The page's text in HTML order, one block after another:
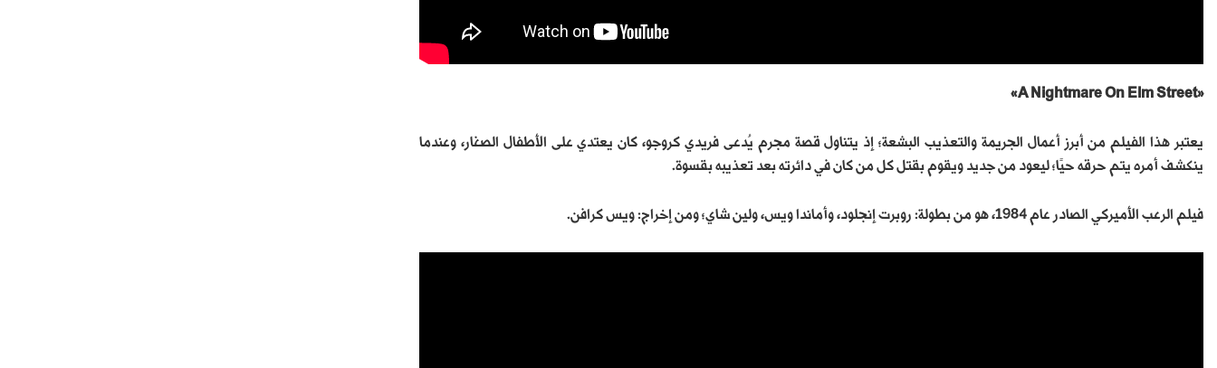
«A Nightmare On Elm Street»
يعتبر هذا الفيلم من أبرز أعمال الجريمة والتعذيب البشعة؛ إذ يتناول قصة مجرم يُدعى فريدي كروجو، كان يعتدي على الأطفال الصغار، وعندما
ينكشف أمره يتم حرقه حيًا؛ ليعود من جديد ويقوم بقتل كل من كان في دائرته بعد تعذيبه بقسوة.
فيلم الرعب الأميركي الصادر عام 1984، هو من بطولة: روبرت إنجلود، وأماندا ويس، ولين شاي؛ ومن إخراج: ويس كرافن.